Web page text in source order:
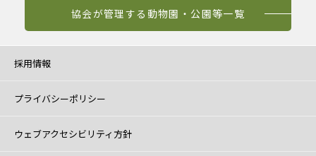
協会が管理する動物園・公園等一覧
採用情報
プライバシーポリシー
ウェブアクセシビリティ方針